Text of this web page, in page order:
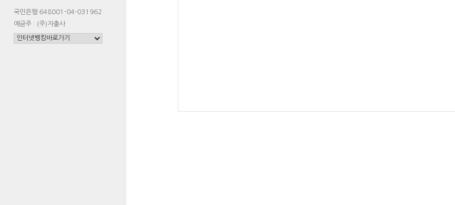
국민은행 648001-04-031962
예금주 : (주)자출사